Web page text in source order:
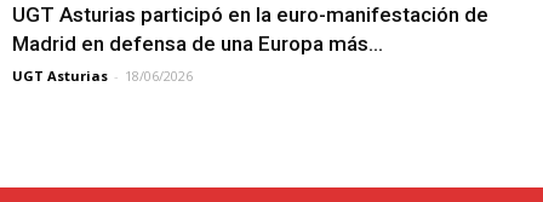
UGT Asturias participó en la euro-manifestación de
Madrid en defensa de una Europa más...
UGT Asturias - 18/06/2026